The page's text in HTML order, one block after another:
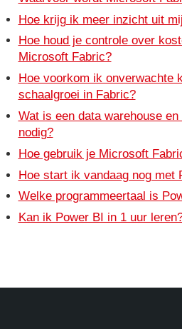
Hoe krijg ik meer inzicht uit
Hoe houd je controle over
Microsoft Fabric?
Hoe voorkom ik onverwachte
schaalgroei in Fabric?
Wat is een data warehouse
nodig?
Hoe gebruik je Microsoft
Hoe start ik vandaag nog met
Welke programmeertaal is
Kan ik Power BI in 1 uur